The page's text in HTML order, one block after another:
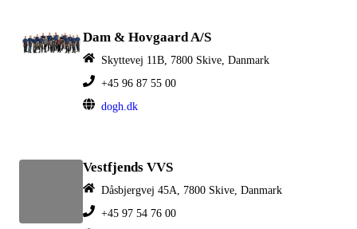
Dam & Hovgaard A/S
Skyttevej 11B, 7800 Skive, Danmark
+45 96 87 55 00
dogh.dk
Vestfjends VVS
Dåsbjergvej 45A, 7800 Skive, Danmark
+45 97 54 76 00